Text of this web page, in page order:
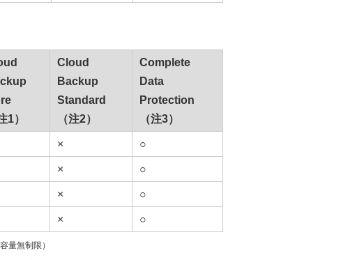
1）
Cloud
Backup
Standard
（注2）
Complete
Data
Protection
（注3）
× ○
× ○
× ○
× ○
量無制限）